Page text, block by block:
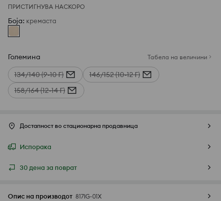
ПРИСТИГНУВА НАСКОРО
Боја: кремаста
Големина Табела на величини
134/140 (9-10 Г)
146/152 (10-12 Г)
158/164 (12-14 Г)
Достапност во стационарна продавница
Испорака
30 дена за поврат
Опис на производот 817IG-01X